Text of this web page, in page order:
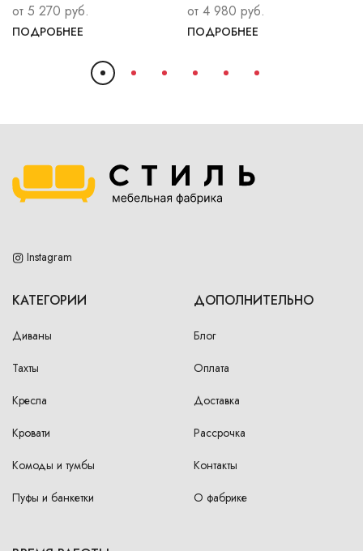
от 5 270 руб.
ПОДРОБНЕЕ
от 4 980 руб.
ПОДРОБНЕЕ
Instagram
КАТЕГОРИИ
Диваны
Тахты
Кресла
Кровати
Комоды и тумбы
Пуфы и банкетки
ДОПОЛНИТЕЛЬНО
Блог
Оплата
Доставка
Рассрочка
Контакты
О фабрике